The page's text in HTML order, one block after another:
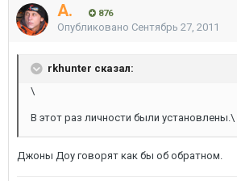
A. 876
Опубликовано Сентябрь 27, 2011
rkhunter сказал:
\
В этот раз личности были установлены.\
Джоны Доу говорят как бы об обратном.